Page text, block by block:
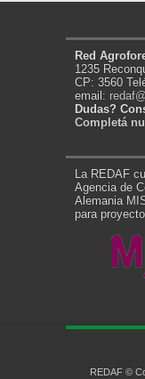
Red
1235
CP: 3560
email:
Dudas?
Completá
La REDAF
Agencia de
Alemania
para
REDAF ©